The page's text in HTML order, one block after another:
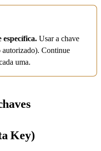
Usar a chave
autorizado). Continue
uma.
Key)